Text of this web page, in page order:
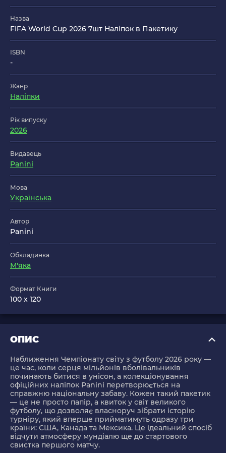
Назва
FIFA World Cup 2026 7шт Наліпок в Пакетику
ISBN
-
Жанр
Наліпки
Рік випуску
2026
Видавець
Panini
Мова
Українська
Автор
Panini
Обкладинка
М'яка
Формат Книги
100 x 120
ОПИС
Наближення Чемпіонату світу з футболу 2026 року —
це час, коли серця мільйонів вболівальників
починають битися в унісон, а колекціонування
офіційних наліпок Panini перетворюється на
справжню національну забаву. Кожен такий пакетик
— це не просто папір, а квиток у світ великого
футболу, що дозволяє власноруч зібрати історію
турніру, який вперше прийматимуть одразу три
країни: США, Канада та Мексика. Це ідеальний спосіб
відчути атмосферу мундіалю ще до стартового
свистка першого матчу.